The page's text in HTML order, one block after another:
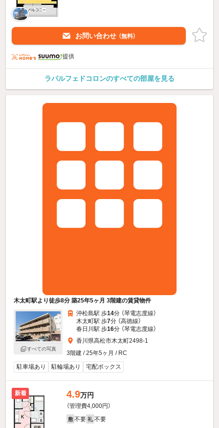
お問い合わせ （無料）
提供
ラパルフェドコロンのすべての部屋を見る
木太町駅より徒歩8分 築25年5ヶ月 3階建の賃貸物件
すべての写真
沖松島駅 歩14分 （琴電志度線）
木太町駅 歩7分 （高徳線）
春日川駅 歩16分 （琴電志度線）
香川県高松市木太町2498-1
3階建 / 25年5ヶ月 / RC
駐車場あり
駐輪場あり 宅配ボックス
新着 4.9万円
（管理費4,000円）
敷 不要 礼 不要